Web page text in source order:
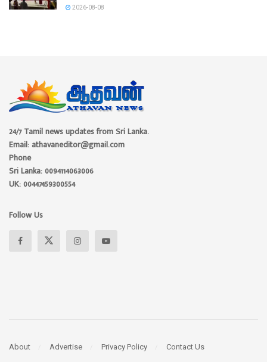
2026-08-08
24/7 Tamil news updates from Sri Lanka.
Email: athavaneditor@gmail.com
Phone
Sri Lanka: 0094114063006
UK: 00447459300554
Follow Us
About Advertise Privacy Policy Contact Us